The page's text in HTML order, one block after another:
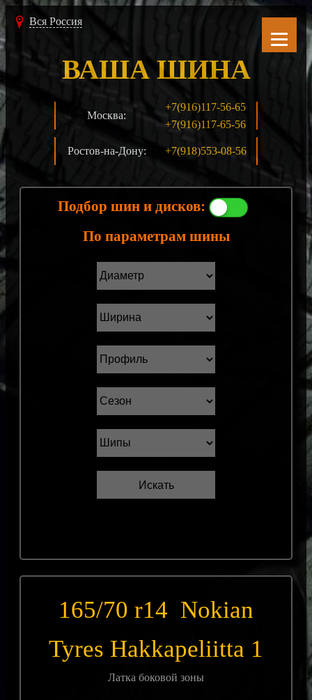
Вся Россия
Москва:
+7(916)117-56-65
+7(916)117-65-56
Ростов-на-Дону: +7(918)553-08-56
ВАША ШИНА
Подбор шин и дисков:
По параметрам шины
165/70 r14 Nokian
Tyres Hakkapeliitta 1
Латка боковой зоны